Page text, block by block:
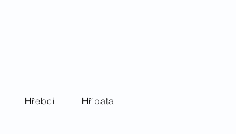
Hřebci Hříbata